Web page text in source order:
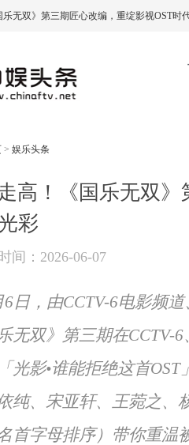
乐无双》第三期匠心改编，重绽影视OST
> 娱乐头条
高！《国乐无双
彩
间：2026-06-07
6日，由CCTV-6电影频
无双》第三期在CCTV-
光影•谁能拒绝这首
纯、宋亚轩、王菀之、
首字母排序）带你重温
《书画里的中国》第三季直播
吉地坛公园写生，笔墨定格初